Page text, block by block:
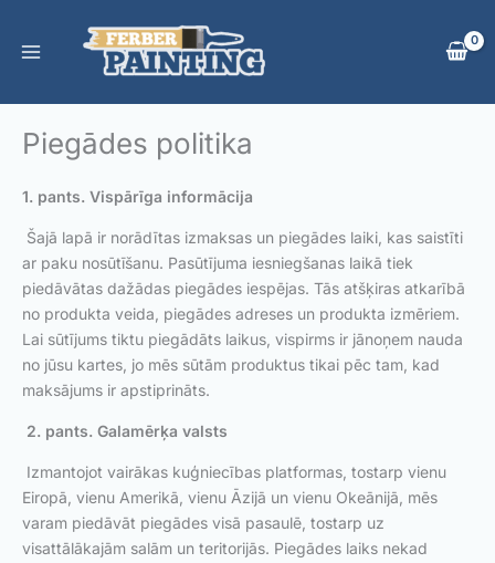
content
Piegādes politika
1. pants. Vispārīga informācija
Šajā lapā ir norādītas izmaksas un piegādes laiki, kas saistīti
ar paku nosūtīšanu. Pasūtījuma iesniegšanas laikā tiek
piedāvātas dažādas piegādes iespējas. Tās atšķiras atkarībā
no produkta veida, piegādes adreses un produkta izmēriem.
Lai sūtījums tiktu piegādāts laikus, vispirms ir jānoņem nauda
no jūsu kartes, jo mēs sūtām produktus tikai pēc tam, kad
maksājums ir apstiprināts.
2. pants. Galamērķa valsts
Izmantojot vairākas kuģniecības platformas, tostarp vienu
Eiropā, vienu Amerikā, vienu Āzijā un vienu Okeānijā, mēs
varam piedāvāt piegādes visā pasaulē, tostarp uz
visattālākajām salām un teritorijās. Piegādes laiks nekad